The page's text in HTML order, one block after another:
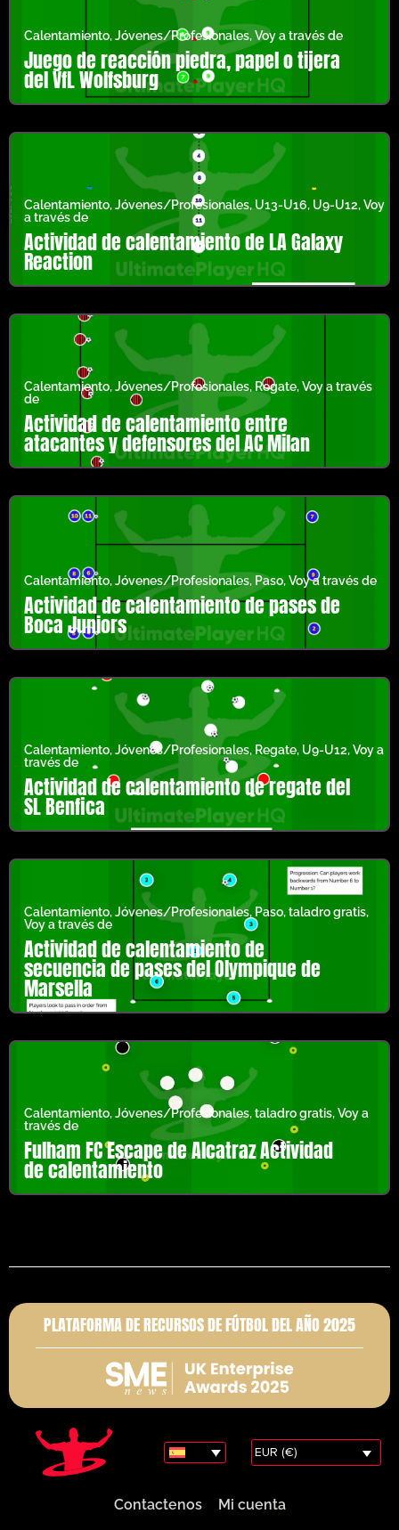
Calentamiento,Jóvenes/Profesionales,Voy a través de
Juego de reacción piedra, papel o tijera
del VfL Wolfsburg
Calentamiento,Jóvenes/Profesionales,U13-U16, U9-U12,Voy
a través de
Actividad de calentamiento de LA Galaxy
Reaction
Calentamiento,Jóvenes/Profesionales, Regate,Voy a través
de
Actividad de calentamiento entre
atacantes y defensores del AC Milan
Calentamiento,Jóvenes/Profesionales, Paso,Voy a través de
Actividad de calentamiento de pases de
Boca Juniors
Calentamiento,Jóvenes/Profesionales, Regate, U9-U12,Voy a
través de
Actividad de calentamiento de regate del
SL Benfica
Calentamiento,Jóvenes/Profesionales, Paso,taladro gratis,
Voy a través de
Actividad de calentamiento de
secuencia de pases del Olympique de
Marsella
Calentamiento,Jóvenes/Profesionales,taladro gratis,Voy a
través de
Fulham FC Escape de Alcatraz Actividad
de calentamiento
PLATAFORMA DE RECURSOS DE FÚTBOL DEL AÑO 2025
EUR (€)
Contactenos Mi cuenta